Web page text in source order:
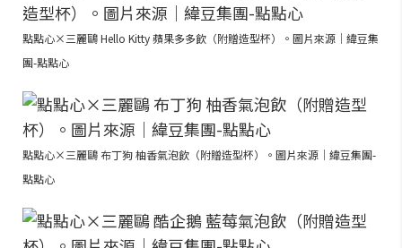
點點心×三麗鷗 Hello Kitty 蘋果多多飲（附贈造型杯）。圖片來源｜緯豆集
團-點點心
點點心×三麗鷗 布丁狗 柚香氣泡飲（附贈造型杯）。圖片來源｜緯豆集團-
點點心